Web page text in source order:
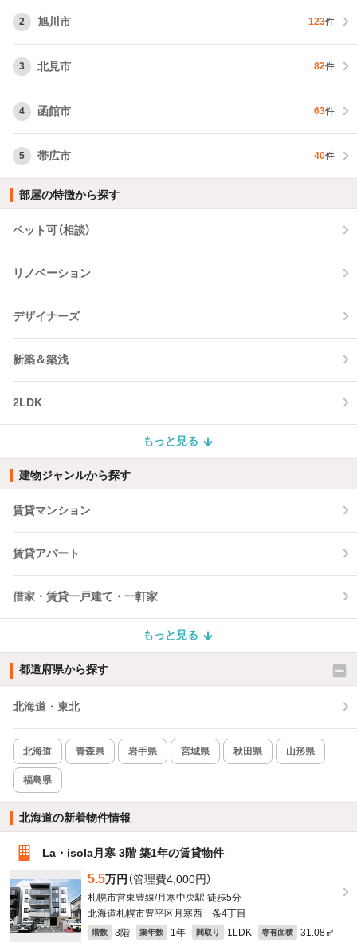
2 旭川市 123件
3 北見市 82件
4 函館市 63件
5 帯広市 40件
部屋の特徴から探す
ペット可（相談）
リノベーション
デザイナーズ
新築＆築浅
2LDK
もっと見る
建物ジャンルから探す
賃貸マンション
賃貸アパート
借家・賃貸一戸建て・一軒家
もっと見る
都道府県から探す
北海道・東北
北海道 青森県 岩手県 宮城県 秋田県 山形県
福島県
北海道の新着物件情報
La・isola月寒 3階 築1年の賃貸物件
5.5万円 （管理費4,000円）
札幌市営東豊線/月寒中央駅 徒歩5分
北海道札幌市豊平区月寒西一条4丁目
階数 3階 築年数 1年 間取り 1LDK 専有面積 31.08㎡